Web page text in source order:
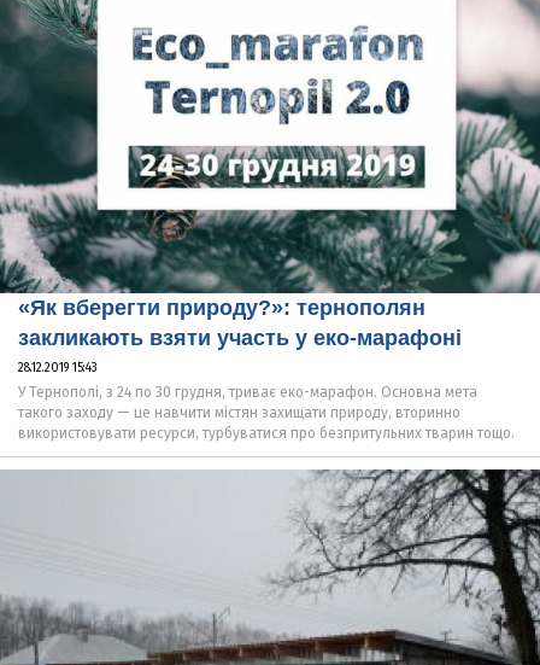
«Як вберегти природу?»: тернополян
закликають взяти участь у еко-марафоні
28.12.2019 15:43
У Тернополі, з 24 по 30 грудня, триває еко-марафон. Основна мета
такого заходу — це навчити містян захищати природу, вторинно
використовувати ресурси, турбуватися про безпритульних тварин тощо.